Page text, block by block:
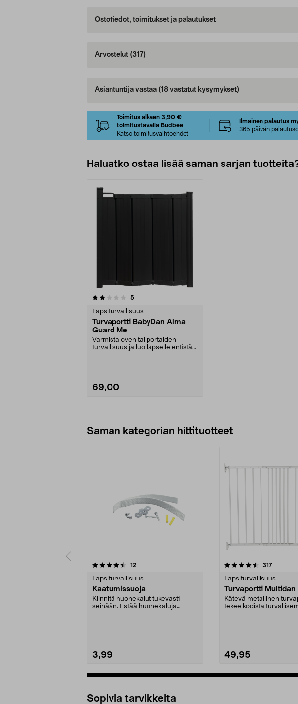
Ostotiedot, toimitukset ja palautukset
Arvostelut (317)
Asiantuntija vastaa (18 vastatut kysymykset)
Toimitus alkaen 3,90 €
toimitustavalla Budbee
Katso toimitusvaihtoehdot
Ilmainen palautus
365 päivän
Haluatko ostaa lisää saman sarjan
5arvostelut
Lapsiturvallisuus
Turvaportti BabyDan Alma
Guard Me
Varmista oven tai portaiden
turvallisuus ja luo lapselle entistä
69,00
Saman kategorian hittituotteet
12
Lapsiturvallisuus
Kaatumissuoja
Kiinnitä huonekalut tukevasti
seinään. Estää huonekaluja
3,99
4.5 viidestä
317arvostelut
Lapsiturvallisuus
Turvaportti Multidan
Kätevä metallinen
tekee kodista
49,95
4.5 viidestä
Sopivia tarvikkeita